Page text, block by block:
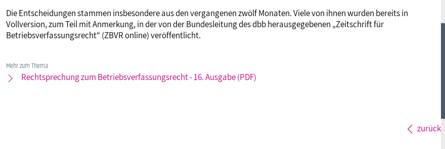
Die Entscheidungen stammen insbesondere aus den vergangenen zwölf Monaten. Viele von ihnen wurden bereits in
Vollversion, zum Teil mit Anmerkung, in der von der Bundesleitung des dbb herausgegebenen „Zeitschrift für
Betriebsverfassungsrecht“ (ZBVR online) veröffentlicht.
Mehr zum Thema
Rechtsprechung zum Betriebsverfassungsrecht - 16. Ausgabe (PDF)
zurück